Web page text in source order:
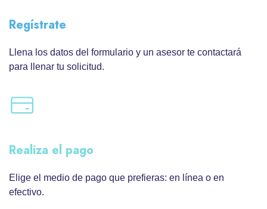
Regístrate
Llena los datos del formulario y un asesor te contactará
para llenar tu solicitud.
Realiza el pago
Elige el medio de pago que prefieras: en línea o en
efectivo.